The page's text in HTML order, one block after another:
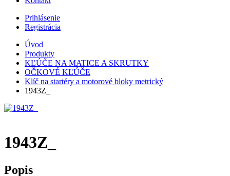
Prihlásenie
Registrácia
Úvod
Produkty
KĽÚČE NA MATICE A SKRUTKY
OČKOVÉ KĽÚČE
Klíč na startéry a motorové bloky metrický
1943Z_
1943Z_
Popis